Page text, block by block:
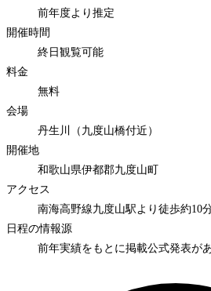
前年度より推定
開催時間
終日観覧可能
料金
無料
会場
丹生川（九度山橋付近）
開催地
和歌山県伊都郡九度山町
アクセス
南海高野線九度山駅より徒歩約10
日程の情報源
前年実績をもとに掲載公式発表が